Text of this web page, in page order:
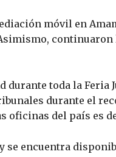
móvil en
durante toda la Feria
durante el
oficinas del país es de
se encuentra